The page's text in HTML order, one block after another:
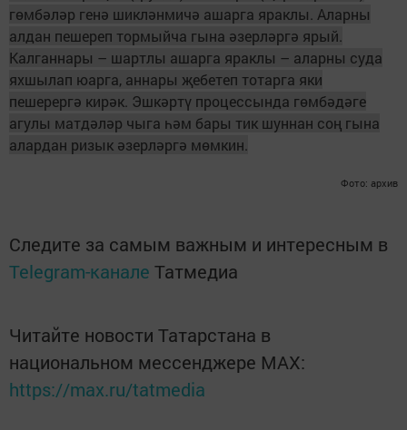
гөмбәләр генә шикләнмичә ашарга яраклы. Аларны
алдан пешереп тормыйча гына әзерләргә ярый.
Калганнары – шартлы ашарга яраклы – аларны суда
яхшылап юарга, аннары җебетеп тотарга яки
пешерергә кирәк. Эшкәртү процессында гөмбәдәге
агулы матдәләр чыга һәм бары тик шуннан соң гына
алардан ризык әзерләргә мөмкин.
Фото: архив
Следите за самым важным и интересным в
Telegram-канале Татмедиа
Читайте новости Татарстана в
национальном мессенджере MАХ:
https://max.ru/tatmedia